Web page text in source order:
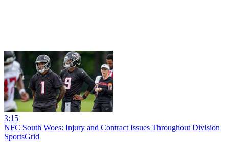
3:15
NFC South Woes: Injury and Contract Issues Throughout Division
SportsGrid